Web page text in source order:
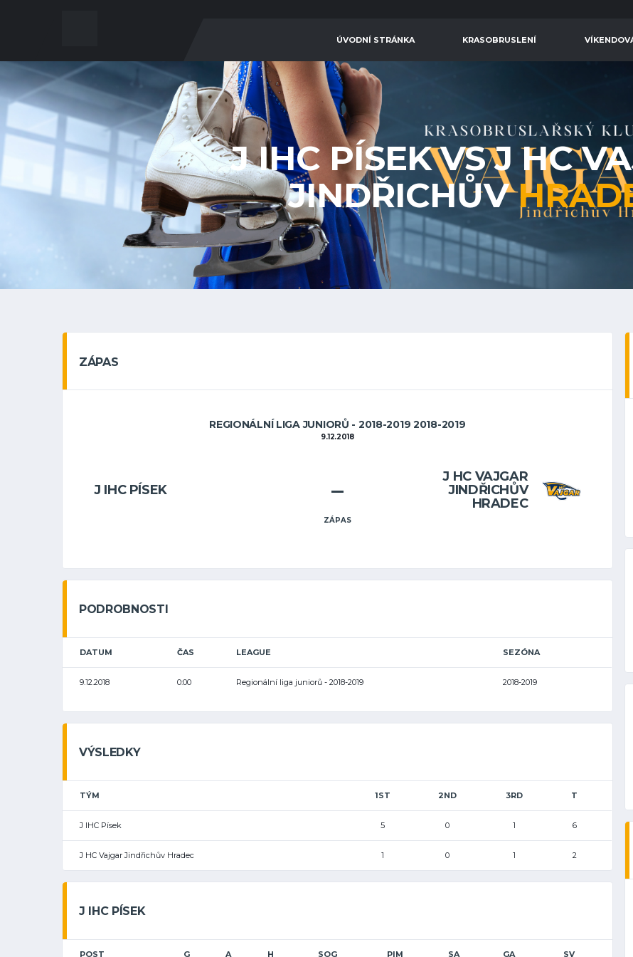
ÚVODNÍ STRÁNKA KRASOBRUSLENÍ
J IHC PÍSEK VS J HC
JINDŘICHŮV
ZÁPAS
REGIONÁLNÍ LIGA JUNIORŮ - 2018-2019 2018-2019
9.12.2018
J IHC PÍSEK
J HC VAJGAR
JINDŘICHŮV
HRADEC
–
ZÁPAS
PODROBNOSTI
DATUM ČAS LEAGUE SEZÓNA
9.12.2018 0:00 Regionální liga juniorů - 2018-2019 2018-2019
VÝSLEDKY
TÝM 1ST 2ND 3RD T
J IHC Písek 5 0 1 6
J HC Vajgar Jindřichův Hradec 1 0 1 2
J IHC PÍSEK
POST G A H SOG PIM SA GA SV